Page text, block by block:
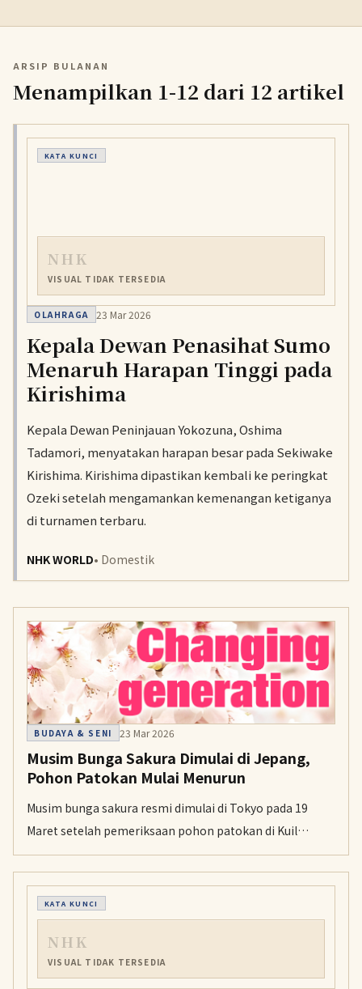
ARSIP BULANAN
Menampilkan 1-12 dari 12 artikel
KATA KUNCI
NHK
VISUAL TIDAK TERSEDIA
OLAHRAGA 23 Mar 2026
Kepala Dewan Penasihat Sumo
Menaruh Harapan Tinggi pada
Kirishima
Kepala Dewan Peninjauan Yokozuna, Oshima
Tadamori, menyatakan harapan besar pada Sekiwake
Kirishima. Kirishima dipastikan kembali ke peringkat
Ozeki setelah mengamankan kemenangan ketiganya
di turnamen terbaru.
NHK WORLD• Domestik
BUDAYA & SENI 23 Mar 2026
Musim Bunga Sakura Dimulai di Jepang,
Pohon Patokan Mulai Menurun
Musim bunga sakura resmi dimulai di Tokyo pada 19
Maret setelah pemeriksaan pohon patokan di Kuil
Yasukuni. Meski warga ramai menikmati hanami, banyak
pohon patokan diperkirakan hanya punya beberapa
musim tersisa.
KATA KUNCI
NHK
VISUAL TIDAK TERSEDIA